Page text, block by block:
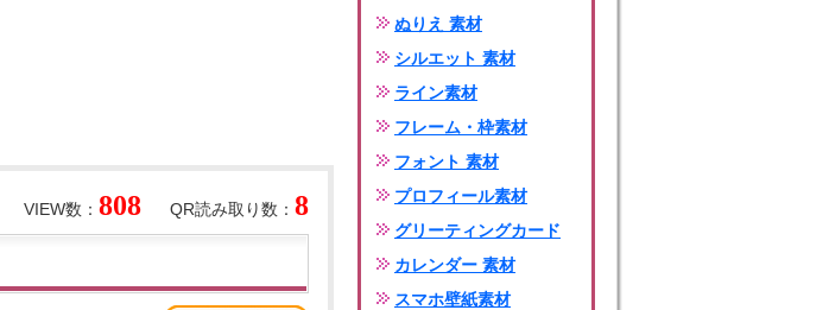
QR読み取り数： 8
VIEW数： 808
ぬりえ 素材
シルエット 素材
ライン素材
フレーム・枠素材
フォント 素材
プロフィール素材
グリーティングカード
カレンダー 素材
スマホ壁紙素材